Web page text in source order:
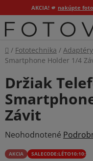
AKCIA! 🫵 nakúpte
Prejsť
na
Domov
/ Fototechnika /
Smartphone Holder 1/4
Držiak
Závit
Priemerné
hodnotenie
Neohodnotené
AKCIA SALECODE:LÉTO10:10:%